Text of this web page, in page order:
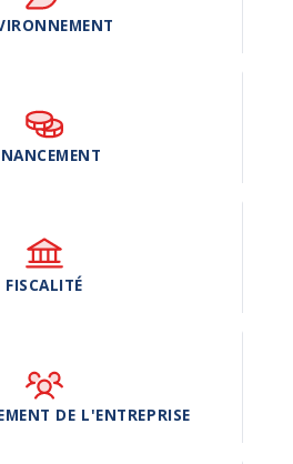
FISCALITÉ
DE L'ENTREPRISE